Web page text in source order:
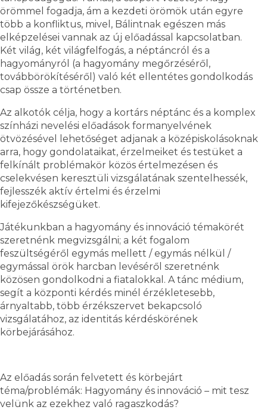
örömmel fogadja, ám a kezdeti örömök után egyre
több a konfliktus, mivel, Bálintnak egészen más
elképzelései vannak az új előadással kapcsolatban.
Két világ, két világfelfogás, a néptáncról és a
hagyományról (a hagyomány megőrzéséről,
továbbörökítéséről) való két ellentétes gondolkodás
csap össze a történetben.
Az alkotók célja, hogy a kortárs néptánc és a komplex
színházi nevelési előadások formanyelvének
ötvözésével lehetőséget adjanak a középiskolásoknak
arra, hogy gondolataikat, érzelmeiket és testüket a
felkínált problémakör közös értelmezésen és
cselekvésen keresztüli vizsgálatának szentelhessék,
fejlesszék aktív értelmi és érzelmi
kifejezőkészségüket.
Játékunkban a hagyomány és innováció témakörét
szeretnénk megvizsgálni; a két fogalom
feszültségéről egymás mellett / egymás nélkül /
egymással örök harcban levéséről szeretnénk
közösen gondolkodni a fiatalokkal. A tánc médium,
segít a központi kérdés minél érzékletesebb,
árnyaltabb, több érzékszervet bekapcsoló
vizsgálatához, az identitás kérdéskörének
körbejárásához.
Az előadás során felvetett és körbejárt
téma/problémák: Hagyomány és innováció – mit tesz
velünk az ezekhez való ragaszkodás?